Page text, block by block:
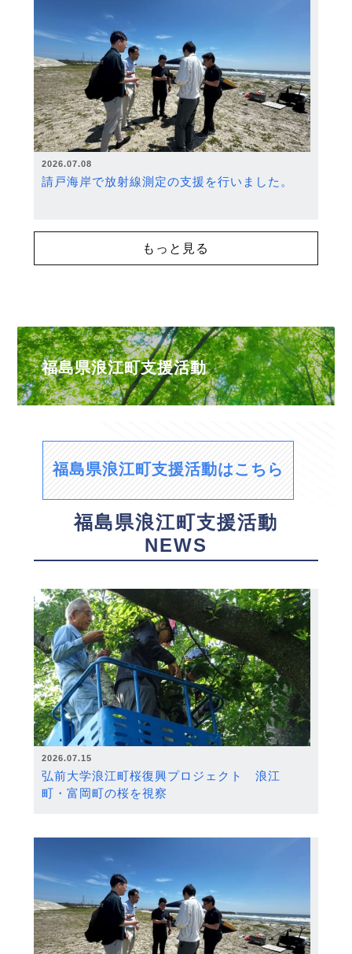
2026.07.08
請戸海岸で放射線測定の支援を行いました。
もっと見る
福島県浪江町支援活動
福島県浪江町支援活動はこちら
福島県浪江町支援活動
NEWS
2026.07.15
弘前大学浪江町桜復興プロジェクト 浪江
町・富岡町の桜を視察